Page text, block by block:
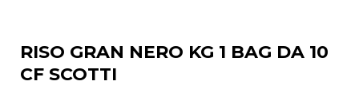
RISO GRAN NERO KG 1 BAG DA 10
CF SCOTTI